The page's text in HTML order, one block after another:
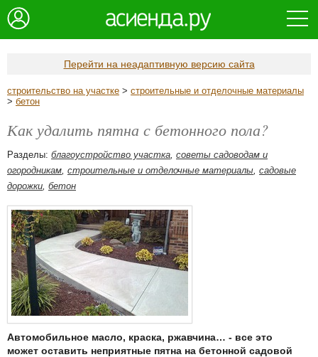
Перейти на неадаптивную версию сайта
строительство на участке > строительные и отделочные материалы
> бетон
Как удалить пятна с бетонного пола?
Разделы: благоустройство участка, советы садоводам и
огородникам, строительные и отделочные материалы, садовые
дорожки, бетон
Автомобильное масло, краска, ржавчина… - все это
может оставить неприятные пятна на бетонной садовой